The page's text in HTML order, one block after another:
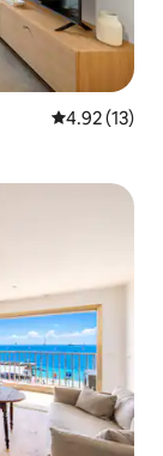
औसत रेटिंग 5 में
4.92 (13)